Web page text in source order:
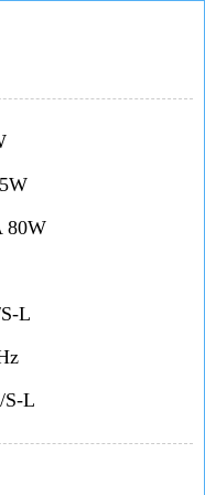
80W
L
S-L